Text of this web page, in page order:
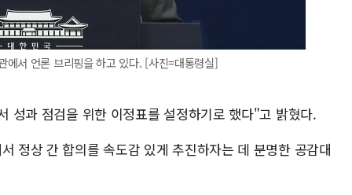
에서 언론 브리핑을 하고 있다. [사진=대통령실]
성과 점검을 위한 이정표를 설정하기로 했다"고 밝혔다.
정상 간 합의를 속도감 있게 추진하자는 데 분명한 공감대